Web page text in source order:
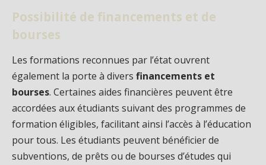
Possibilité de financements et de
bourses
Les formations reconnues par l’état ouvrent
également la porte à divers financements et
bourses. Certaines aides financières peuvent être
accordées aux étudiants suivant des programmes de
formation éligibles, facilitant ainsi l’accès à l’éducation
pour tous. Les étudiants peuvent bénéficier de
subventions, de prêts ou de bourses d’études qui